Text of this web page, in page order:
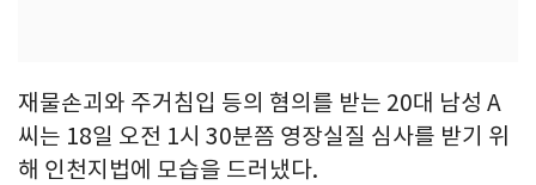
재물손괴와 주거침입 등의 혐의를 받는 20대 남성 A
씨는 18일 오전 1시 30분쯤 영장실질 심사를 받기 위
해 인천지법에 모습을 드러냈다.